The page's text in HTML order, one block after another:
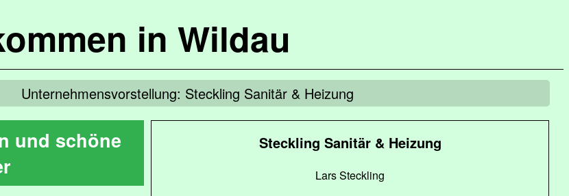
in Wildau
Unternehmensvorstellung: Steckling Sanitär & Heizung
Steckling Sanitär & Heizung
Lars Steckling
und schöne